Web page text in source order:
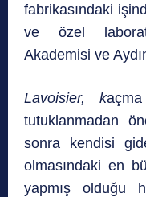
fabrikasındaki
ve özel
Akademisi ve
Lavoisier, k
tutuklanmadan
sonra kendisi
olmasındaki en
yapmış olduğu